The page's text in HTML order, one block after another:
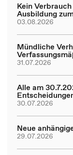
Kein
Ausbildung
03.08.2026
Mündliche
31.07.2026
Alle am
30.07.2026
Neue
29.07.2026